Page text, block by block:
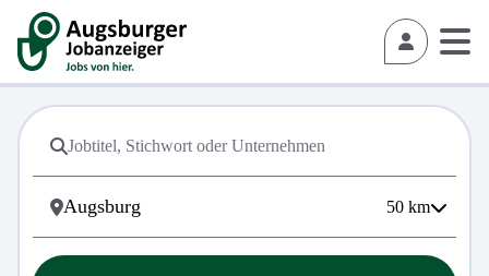
50 km